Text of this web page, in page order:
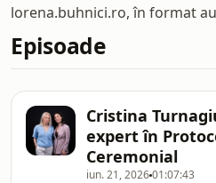
lorena.buhnici.ro, în format
Episoade
Cristina
expert în
Ceremonial
iun. 21, 202601:07:43